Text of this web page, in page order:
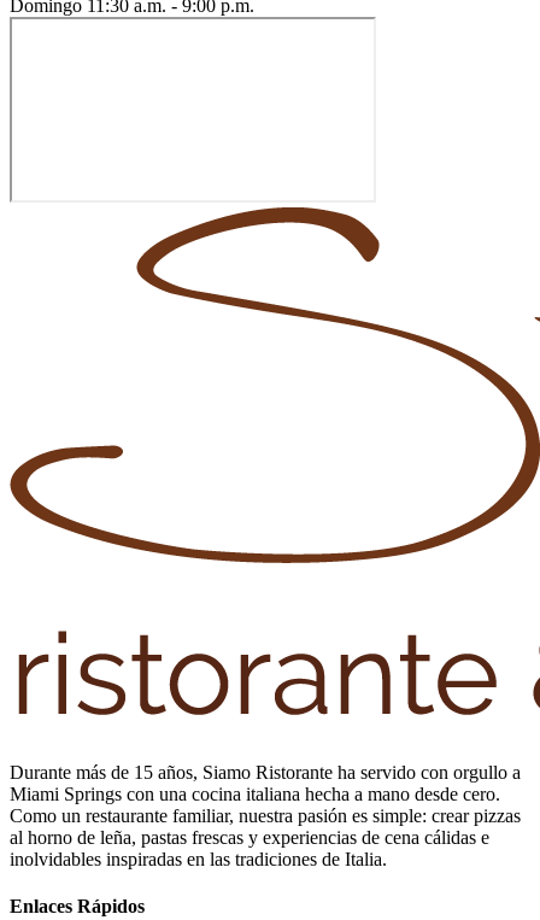
Domingo 11:30 a.m. - 9:00 p.m.
Durante más de 15 años, Siamo Ristorante ha servido con orgullo a
Miami Springs con una cocina italiana hecha a mano desde cero.
Como un restaurante familiar, nuestra pasión es simple: crear pizzas
al horno de leña, pastas frescas y experiencias de cena cálidas e
inolvidables inspiradas en las tradiciones de Italia.
Enlaces Rápidos